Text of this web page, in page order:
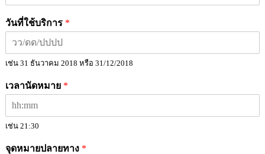
วันที่ใช้บริการ *
เช่น 31 ธันวาคม 2018 หรือ 31/12/2018
เวลานัดหมาย *
เช่น 21:30
จุดหมายปลายทาง *